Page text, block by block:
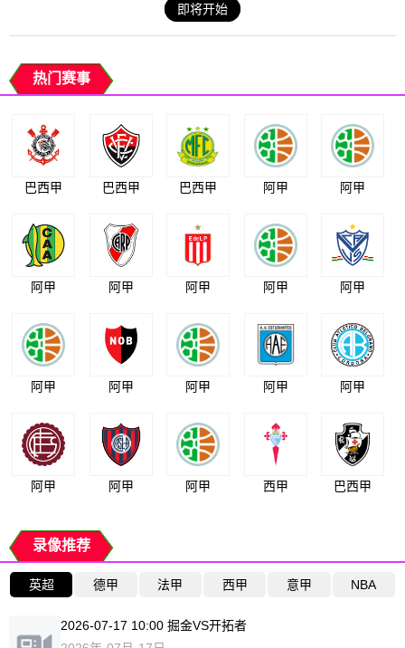
即将开始
热门赛事
巴西甲 巴西甲 巴西甲 阿甲 阿甲
阿甲 阿甲 阿甲 阿甲 阿甲
阿甲 阿甲 阿甲 阿甲 阿甲
阿甲 阿甲 阿甲 西甲 巴西甲
录像推荐
英超 德甲 法甲 西甲 意甲 NBA
2026-07-17 10:00 掘金VS开拓者